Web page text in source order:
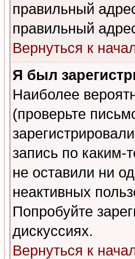
правильный
правильный
Вернуться к
Я был
Наиболее
(проверьте
запись по каким-
не оставили ни
неактивных
Попробуйте
дискуссиях.
Вернуться к